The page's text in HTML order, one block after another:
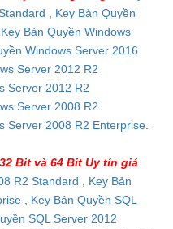
Key Bản Quyền
Key Bản Quyền Windows
Windows Server 2016
Server 2012 R2
Server 2012 R2
Server 2008 R2
Server 2008 R2 Enterprise
Bit và 64 Bit Uy tín giá
R2 Standard
Key Bản
Key Bản Quyền SQL
SQL Server 2012